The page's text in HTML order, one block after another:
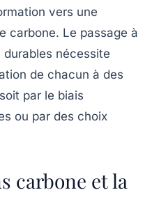
vers une
carbone. Le passage à
nécessite
de chacun à des
par le biais
ou par des choix
carbone et la